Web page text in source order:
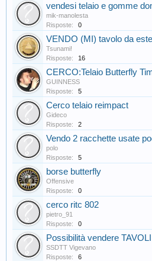
vendesi telaio e gomme
mik-manolesta
Risposte:
0
VENDO (MI) tavolo da
Tsunami!
Risposte:
16
CERCO:Telaio Butterfly
GUINNESS
Risposte:
5
Cerco telaio reimpact
Gideco
Risposte:
2
Vendo 2 racchette usate
polo
Risposte:
5
borse butterfly
Offensive
Risposte:
0
cerco ritc 802
pietro_91
Risposte:
0
Possibilità vendere TAVOLI
SSDTT Vigevano
Risposte:
6